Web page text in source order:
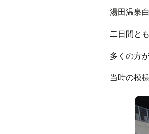
湯田温泉
二日間と
多くの方
当時の模